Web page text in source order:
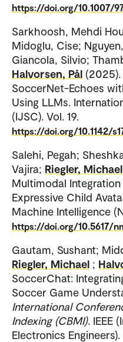
https://doi.org/10.1007/
Sarkhoosh, Mehdi
Midoglu, Cise;
Giancola, Silvio;
Halvorsen, Pål (2025).
SoccerNet-Echoes
Using LLMs.
(IJSC). Vol. 19.
https://doi.org/10.1142/
Salehi, Pegah;
Vajira; Riegler, Michael
Multimodal
Expressive Child
Machine Intelligence
https://doi.org/10.5617/
Gautam, Sushant;
Riegler, Michael ;
SoccerChat:
Soccer Game
International
Indexing (CBMI). IEEE
Electronics Engineers).